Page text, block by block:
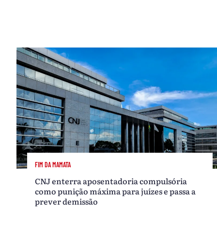
FIM DA MAMATA
CNJ enterra aposentadoria compulsória
como punição máxima para juízes e passa a
prever demissão